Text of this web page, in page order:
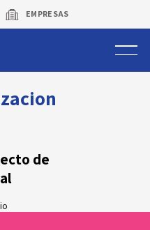
EMPRESAS
GPS
de